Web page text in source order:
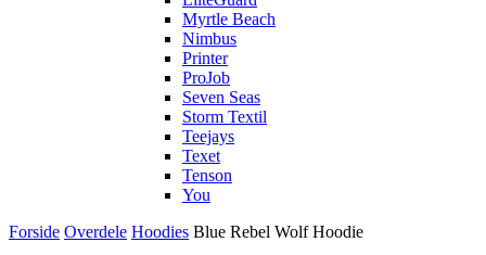
Myrtle Beach
Nimbus
Printer
ProJob
Seven Seas
Storm Textil
Teejays
Texet
Tenson
You
Forside Overdele Hoodies Blue Rebel Wolf Hoodie